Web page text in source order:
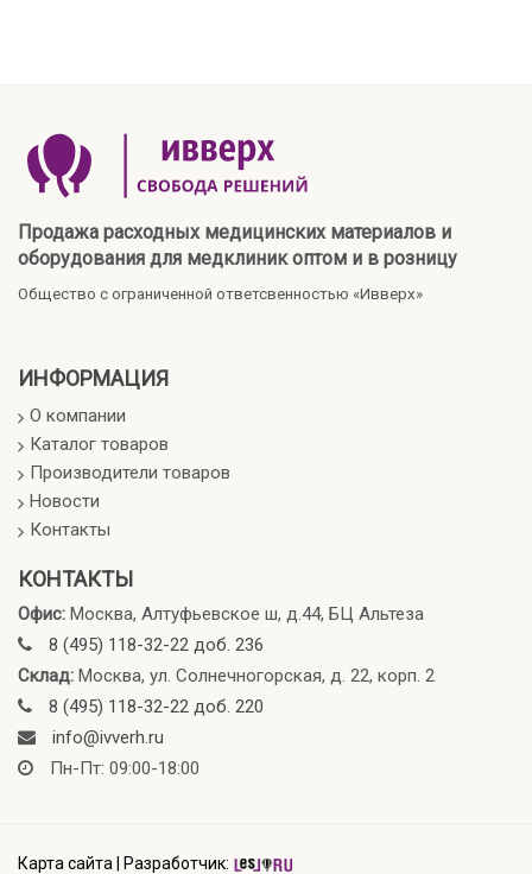
Продажа расходных медицинских материалов и
оборудования для медклиник оптом и в розницу
Общество с ограниченной ответсвенностью «Ивверх»
ИНФОРМАЦИЯ
О компании
Каталог товаров
Производители товаров
Новости
Контакты
КОНТАКТЫ
Офис: Москва, Алтуфьевское ш, д.44, БЦ Альтеза
8 (495) 118-32-22 доб. 236
Склад: Москва, ул. Солнечногорская, д. 22, корп. 2
8 (495) 118-32-22 доб. 220
info@ivverh.ru
Пн-Пт: 09:00-18:00
Карта сайта Разработчик: